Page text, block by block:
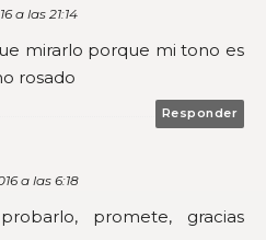
a las 21:14
mirarlo porque mi tono es
rosado
Responder
a las 6:18
promete, gracias